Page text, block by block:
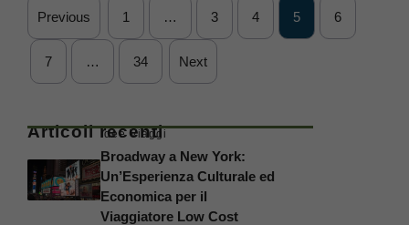
Previous 1 … 3 4 5 6
7 … 34 Next
Articoli recenti
Idee Viaggi
Broadway a New York:
Un’Esperienza Culturale ed
Economica per il
Viaggiatore Low Cost